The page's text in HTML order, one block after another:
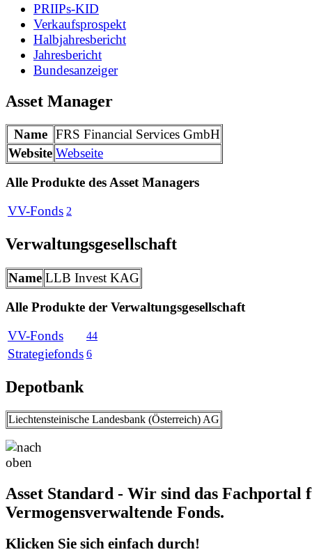
PRIIPs-KID
Verkaufsprospekt
Halbjahresbericht
Jahresbericht
Bundesanzeiger
Asset Manager
Name FRS Financial Services GmbH
Website Webseite
Alle Produkte des Asset Managers
VV-Fonds 2
Verwaltungsgesellschaft
Name LLB Invest KAG
Alle Produkte der Verwaltungsgesellschaft
VV-Fonds
44
Strategiefonds 6
Depotbank
Liechtensteinische Landesbank (Österreich) AG
Asset Standard - Wir sind das Fachportal
Vermogensverwaltende Fonds.
Klicken Sie sich einfach durch!